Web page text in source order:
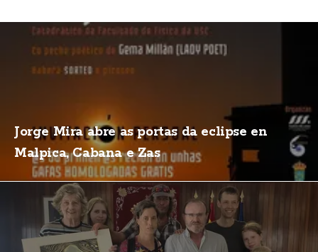
Jorge Mira abre as portas da eclipse en
Malpica, Cabana e Zas